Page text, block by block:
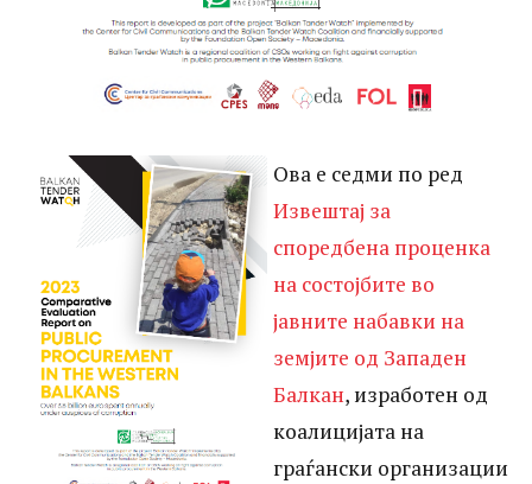
Ова е седми по ред
Извештај за
споредбена проценка
на состојбите во
јавните набавки на
земјите од Западен
Балкан, изработен од
коалицијата на
граѓански организации